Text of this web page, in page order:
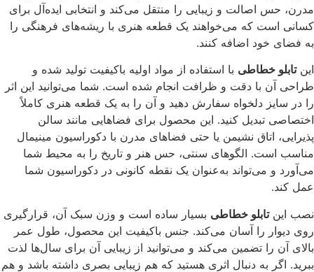
مدرن، حس اصالت و زیبایی را منتقل می‌کند و انتخابی ایده‌آل برای
کسانی است که می‌خواهند یک قطعه هنری با ریشه‌های فرهنگی را
به فضای خود اضافه کنند.
اینتابلو خطاطی با استفاده از مواد اولیه باکیفیت تولید شده و
طراحی آن با دقت و ظرافت انجام شده است. شما می‌توانید این اثر
را در سایز دلخواه سفارش دهید و آن را به یک قطعه هنری کاملاً
اختصاصی تبدیل کنید. این محصول برای فضاهایی مانند سالن
پذیرایی، اتاق نشیمن یا حتی فضاهای مدرن با دکوراسیون مینیمال
مناسب است. الگوهای سنتی، حس هنر و تاریخ را به محیط شما
می‌آورد و می‌تواند به‌عنوان یک نقطه کانونی در دکوراسیون شما
عمل کند.
نصب اینتابلو خطاطی بسیار ساده است و وزن سبک آن، قرارگیری
روی دیوار را آسان می‌کند. جنس باکیفیت این محصول، طول عمر
بالای آن را تضمین می‌کند و می‌توانید از زیبایی آن برای سال‌ها لذت
ببرید. اگر به دنبال اثری هستید که هم زیبایی بصری داشته باشد و هم